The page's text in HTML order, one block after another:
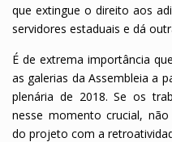
que extingue o direito aos
servidores estaduais e dá
É de extrema importância
as galerias da Assembleia a
plenária de 2018. Se os
nesse momento crucial,
do projeto com a